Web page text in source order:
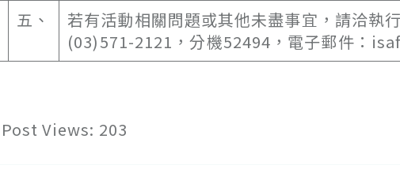
五、
若有活動相關問題或其他未盡事宜，請洽執
(03)571-2121，分機52494，電子郵件：
Post Views: 203